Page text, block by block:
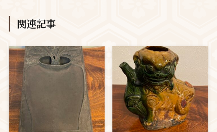
関連記事